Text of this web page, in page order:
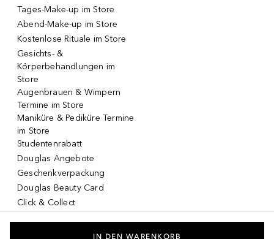
Tages-Make-up im Store
Abend-Make-up im Store
Kostenlose Rituale im Store
Gesichts- &
Körperbehandlungen im
Store
Augenbrauen & Wimpern
Termine im Store
Maniküre & Pediküre Termine
im Store
Studentenrabatt
Douglas Angebote
Geschenkverpackung
Douglas Beauty Card
Click & Collect
IN DEN WARENKORB